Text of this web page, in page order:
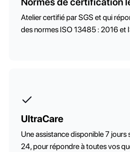
Atelier certifié par SGS et qui
des normes ISO 13485 : 2016 et
UltraCare
Une assistance disponible 7 jours
24, pour répondre à toutes vos